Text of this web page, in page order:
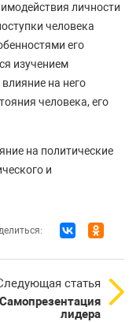
личности
человека
его
изучением
на него
человека, его
на политические
и
статья
Самопрезентация
лидера